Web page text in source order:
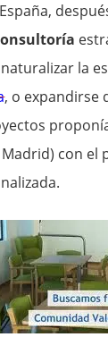
la
, o expandirse
con el